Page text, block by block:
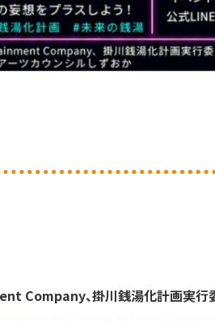
Company、掛川銭湯化計画実行